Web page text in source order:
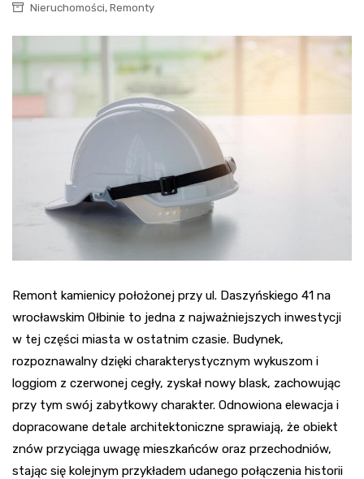
Nieruchomości, Remonty
Remont kamienicy położonej przy ul. Daszyńskiego 41 na
wrocławskim Ołbinie to jedna z najważniejszych inwestycji
w tej części miasta w ostatnim czasie. Budynek,
rozpoznawalny dzięki charakterystycznym wykuszom i
loggiom z czerwonej cegły, zyskał nowy blask, zachowując
przy tym swój zabytkowy charakter. Odnowiona elewacja i
dopracowane detale architektoniczne sprawiają, że obiekt
znów przyciąga uwagę mieszkańców oraz przechodniów,
stając się kolejnym przykładem udanego połączenia historii